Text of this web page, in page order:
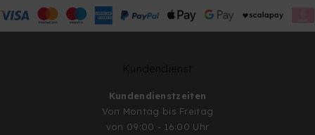
Kundendienstzeiten
Von Montag bis Freitag
von 09:00 - 16:00 Uhr